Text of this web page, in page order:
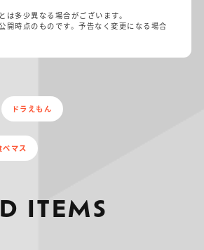
多少異なる場合がございます。
開時点のものです。予告なく変更になる場合
ドラえもん
べマス
ITEMS